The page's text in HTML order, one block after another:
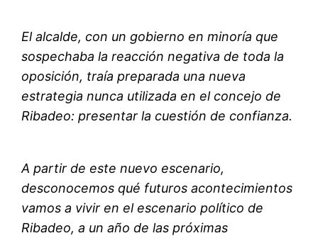
El alcalde, con un gobierno en minoría que
sospechaba la reacción negativa de toda la
oposición, traía preparada una nueva
estrategia nunca utilizada en el concejo de
Ribadeo: presentar la cuestión de confianza.
A partir de este nuevo escenario,
desconocemos qué futuros acontecimientos
vamos a vivir en el escenario político de
Ribadeo, a un año de las próximas